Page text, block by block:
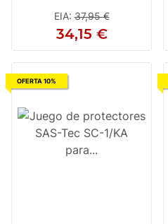
EIA:37,95 €
34,15 €
OFERTA 10%